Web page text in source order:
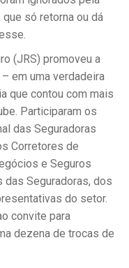
só retorna ou dá
(JRS) promoveu a
em uma verdadeira
que contou com mais
Participaram os
das Seguradoras
Corretores de
e Seguros
das Seguradoras, dos
do setor.
convite para
dezena de trocas de